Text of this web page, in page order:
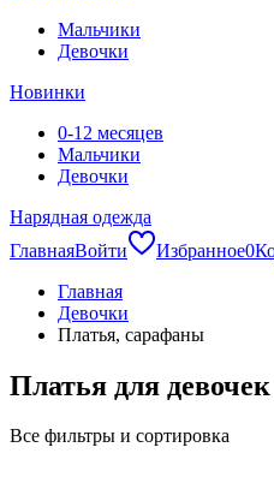
Мальчики
Девочки
Новинки
0-12 месяцев
Мальчики
Девочки
Нарядная одежда
ГлавнаяВойти Избранное0
Главная
Девочки
Платья, сарафаны
Платья для
Все фильтры и сортировка